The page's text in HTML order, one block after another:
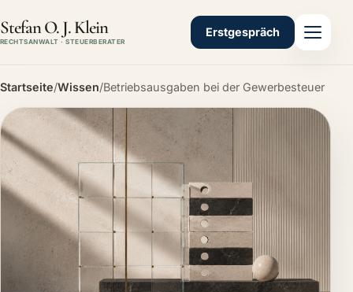
Stefan O. J. Klein
RECHTSANWALT · STEUERBERATER
Erstgespräch
Startseite/Wissen/Betriebsausgaben bei der Gewerbesteuer